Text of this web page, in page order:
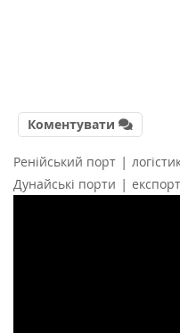
Коментувати
Ренійський порт |
Дунайські порти | експорт